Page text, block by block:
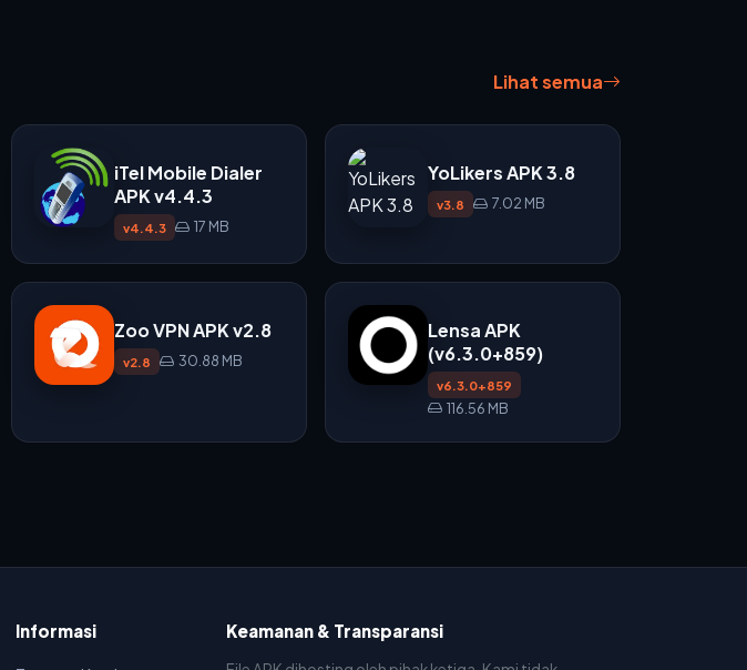
Lihat semua
iTel Mobile Dialer
APK v4.4.3
v4.4.3 17 MB
YoLikers APK 3.8
v3.8 7.02 MB
Zoo VPN APK v2.8
v2.8 30.88 MB
Lensa APK
(v6.3.0+859)
v6.3.0+859
116.56 MB
Informasi Keamanan & Transparansi